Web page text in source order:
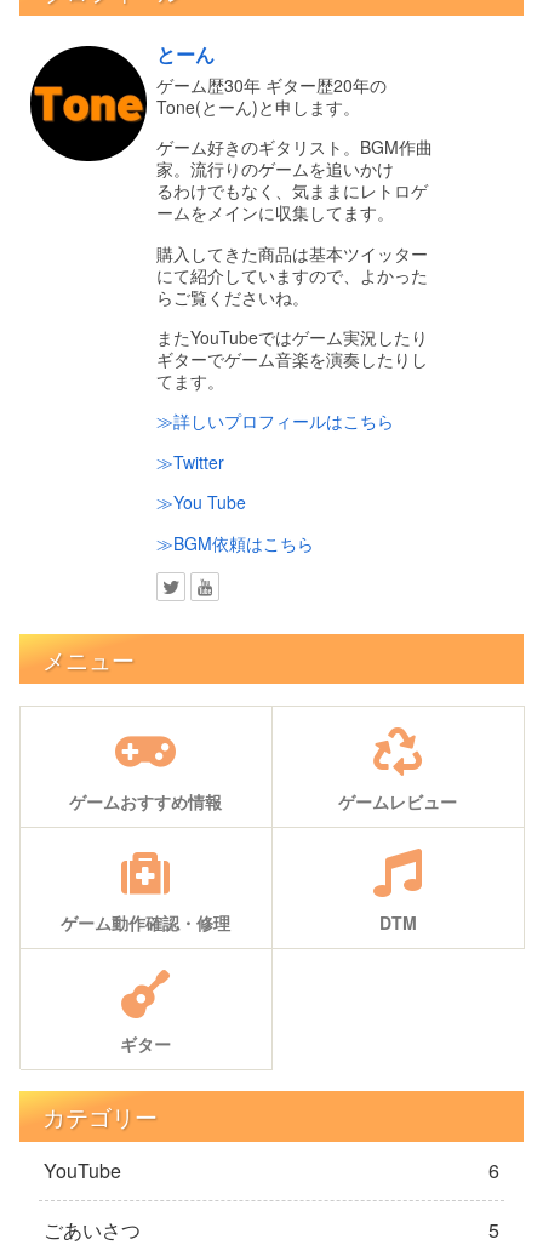
とーん
ゲーム歴30年 ギター歴20年の
Tone(とーん)と申します。
ゲーム好きのギタリスト。BGM作曲
家。流行りのゲームを追いかけ
るわけでもなく、気ままにレトロゲ
ームをメインに収集してます。
購入してきた商品は基本ツイッター
にて紹介していますので、よかった
らご覧くださいね。
またYouTubeではゲーム実況したり
ギターでゲーム音楽を演奏したりし
てます。
≫詳しいプロフィールはこちら
≫Twitter
≫You Tube
≫BGM依頼はこちら
メニュー
ゲームおすすめ情報 ゲームレビュー
ゲーム動作確認・修理 DTM
ギター
カテゴリー
YouTube 6
ごあいさつ 5